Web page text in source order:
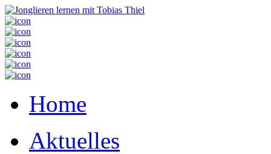
Home
Aktuelles